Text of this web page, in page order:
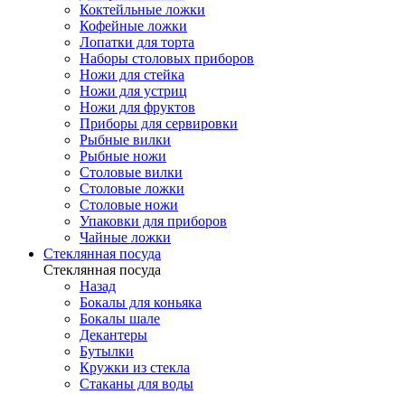
Коктейльные ложки
Кофейные ложки
Лопатки для торта
Наборы столовых приборов
Ножи для стейка
Ножи для устриц
Ножи для фруктов
Приборы для сервировки
Рыбные вилки
Рыбные ножи
Столовые вилки
Столовые ложки
Столовые ножи
Упаковки для приборов
Чайные ложки
Стеклянная посуда
Стеклянная посуда
Назад
Бокалы для коньяка
Бокалы шале
Декантеры
Бутылки
Кружки из стекла
Стаканы для воды